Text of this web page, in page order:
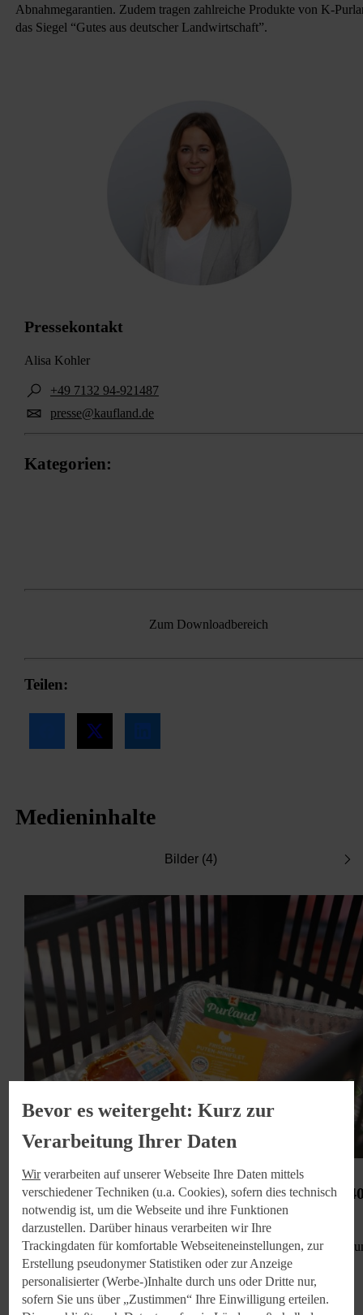
Abnahmegarantien. Zudem tragen zahlreiche Produkte von K-
das Siegel “Gutes aus deutscher Landwirtschaft”.
Pressekontakt
Alisa Kohler
+49 7132 94-921487
presse@kaufland.de
Kategorien:
Zum Downloadbereich
Teilen:
Medieninhalte
Bilder (4)
K-Purland: Erste Kaufland-Eigenmarke wird
Jahre
Die Kaufland Eigenmarke K-Purland feiert in diesem Jahr
Foto: Kaufland
Bevor es weitergeht: Kurz zur
Verarbeitung Ihrer Daten
Wirverarbeiten auf unserer Webseite Ihre Daten mittels
verschiedener Techniken (u.a. Cookies), sofern dies technisch
notwendig ist, um die Webseite und ihre Funktionen
darzustellen. Darüber hinaus verarbeiten wir Ihre
Trackingdaten für komfortable Webseiteneinstellungen, zur
Erstellung pseudonymer Statistiken oder zur Anzeige
personalisierter (Werbe-)Inhalte durch uns oder Dritte nur,
sofern Sie uns über „Zustimmen“ Ihre Einwilligung erteilen.